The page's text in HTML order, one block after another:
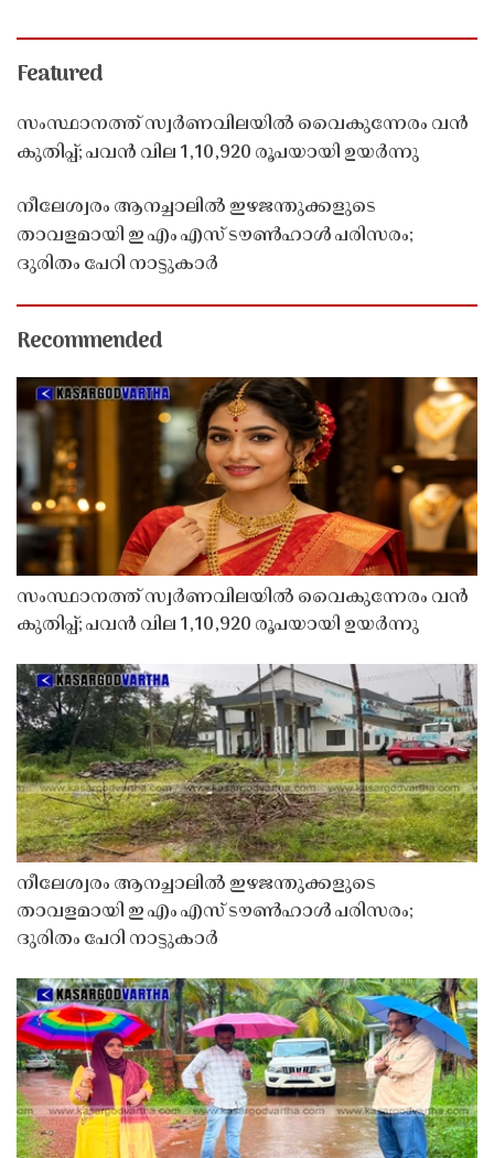
Featured
സംസ്ഥാനത്ത് സ്വർണവിലയിൽ വൈകുന്നേരം വൻ
കുതിപ്പ്; പവൻ വില 1,10,920 രൂപയായി ഉയർന്നു
നീലേശ്വരം ആനച്ചാലിൽ ഇഴജന്തുക്കളുടെ
താവളമായി ഇ എം എസ് ടൗൺഹാൾ പരിസരം;
ദുരിതം പേറി നാട്ടുകാർ
Recommended
സംസ്ഥാനത്ത് സ്വർണവിലയിൽ വൈകുന്നേരം വൻ
കുതിപ്പ്; പവൻ വില 1,10,920 രൂപയായി ഉയർന്നു
നീലേശ്വരം ആനച്ചാലിൽ ഇഴജന്തുക്കളുടെ
താവളമായി ഇ എം എസ് ടൗൺഹാൾ പരിസരം;
ദുരിതം പേറി നാട്ടുകാർ